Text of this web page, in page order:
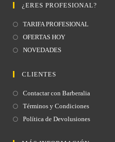
CLIENTES
Contactar con Barberalia
Términos y Condiciones
Política de Devolusiones
¿ERES PROFESIONAL?
TARIFA PROFESIONAL
OFERTAS HOY
NOVEDADES